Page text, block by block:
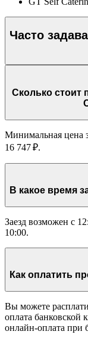
Часто
Сколько стоит
Минимальная цена
16 747 ₽.
Заезд возможен с
10:00.
Вы можете
оплата банковской
онлайн-оплата при